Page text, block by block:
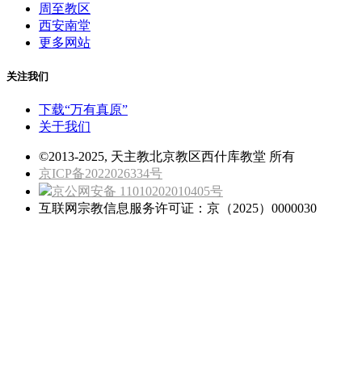
周至教区
西安南堂
更多网站
关注我们
下载“万有真原”
关于我们
©2013-2025, 天主教北京教区西什库教堂 所有
京ICP备2022026334号
京公网安备 11010202010405号
互联网宗教信息服务许可证：京（2025）0000030